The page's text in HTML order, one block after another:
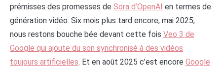
prémisses des promesses de Sora d’OpenAI en termes de
génération vidéo. Six mois plus tard encore, mai 2025,
nous restons bouche bée devant cette fois Veo 3 de
Google qui ajoute du son synchronisé à des vidéos
toujours artificielles. Et en août 2025 c’est encore Google